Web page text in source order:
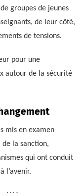
groupes de jeunes
de leur côté,
de tensions.
pour une
autour de la sécurité
mis en examen
la sanction,
qui ont conduit
l’avenir.